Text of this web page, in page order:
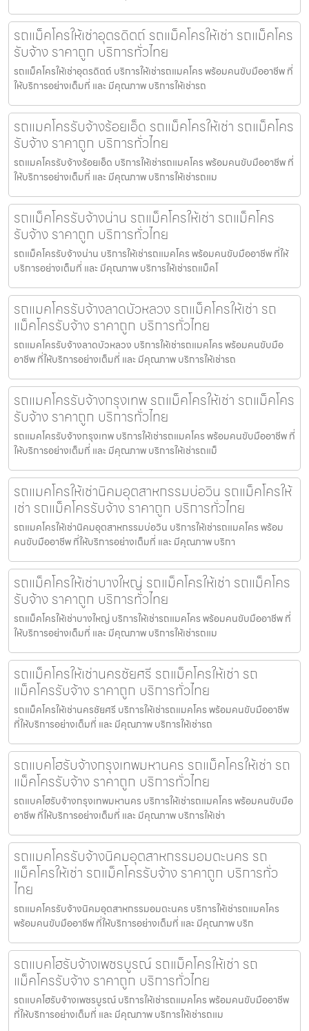
รถแม็คโครให้เช่าอุตรดิตถ์ รถแม็คโครให้เช่า รถแม็คโคร
รับจ้าง ราคาถูก บริการทั่วไทย
รถแม็คโครให้เช่าอุตรดิตถ์ บริการให้เช่ารถแมคโคร พร้อมคนขับมืออาชีพ ที่
ให้บริการอย่างเต็มที่ และ มีคุณภาพ บริการให้เช่ารถ
รถแมคโครรับจ้างร้อยเอ็ด รถแม็คโครให้เช่า รถแม็คโคร
รับจ้าง ราคาถูก บริการทั่วไทย
รถแมคโครรับจ้างร้อยเอ็ด บริการให้เช่ารถแมคโคร พร้อมคนขับมืออาชีพ ที่
ให้บริการอย่างเต็มที่ และ มีคุณภาพ บริการให้เช่ารถแม
รถแม็คโครรับจ้างน่าน รถแม็คโครให้เช่า รถแม็คโคร
รับจ้าง ราคาถูก บริการทั่วไทย
รถแม็คโครรับจ้างน่าน บริการให้เช่ารถแมคโคร พร้อมคนขับมืออาชีพ ที่ให้
บริการอย่างเต็มที่ และ มีคุณภาพ บริการให้เช่ารถแม็คโ
รถแมคโครรับจ้างลาดบัวหลวง รถแม็คโครให้เช่า รถ
แม็คโครรับจ้าง ราคาถูก บริการทั่วไทย
รถแมคโครรับจ้างลาดบัวหลวง บริการให้เช่ารถแมคโคร พร้อมคนขับมือ
อาชีพ ที่ให้บริการอย่างเต็มที่ และ มีคุณภาพ บริการให้เช่ารถ
รถแมคโครรับจ้างกรุงเทพ รถแม็คโครให้เช่า รถแม็คโคร
รับจ้าง ราคาถูก บริการทั่วไทย
รถแมคโครรับจ้างกรุงเทพ บริการให้เช่ารถแมคโคร พร้อมคนขับมืออาชีพ ที่
ให้บริการอย่างเต็มที่ และ มีคุณภาพ บริการให้เช่ารถแม็
รถแมคโครให้เช่านิคมอุตสาหกรรมบ่อวิน รถแม็คโครให้
เช่า รถแม็คโครรับจ้าง ราคาถูก บริการทั่วไทย
รถแมคโครให้เช่านิคมอุตสาหกรรมบ่อวิน บริการให้เช่ารถแมคโคร พร้อม
คนขับมืออาชีพ ที่ให้บริการอย่างเต็มที่ และ มีคุณภาพ บริกา
รถแม็คโครให้เช่าบางใหญ่ รถแม็คโครให้เช่า รถแม็คโคร
รับจ้าง ราคาถูก บริการทั่วไทย
รถแม็คโครให้เช่าบางใหญ่ บริการให้เช่ารถแมคโคร พร้อมคนขับมืออาชีพ ที่
ให้บริการอย่างเต็มที่ และ มีคุณภาพ บริการให้เช่ารถแม
รถแม็คโครให้เช่านครชัยศรี รถแม็คโครให้เช่า รถ
แม็คโครรับจ้าง ราคาถูก บริการทั่วไทย
รถแม็คโครให้เช่านครชัยศรี บริการให้เช่ารถแมคโคร พร้อมคนขับมืออาชีพ
ที่ให้บริการอย่างเต็มที่ และ มีคุณภาพ บริการให้เช่ารถ
รถแบคโฮรับจ้างกรุงเทพมหานคร รถแม็คโครให้เช่า รถ
แม็คโครรับจ้าง ราคาถูก บริการทั่วไทย
รถแบคโฮรับจ้างกรุงเทพมหานคร บริการให้เช่ารถแมคโคร พร้อมคนขับมือ
อาชีพ ที่ให้บริการอย่างเต็มที่ และ มีคุณภาพ บริการให้เช่า
รถแมคโครรับจ้างนิคมอุตสาหกรรมอมตะนคร รถ
แม็คโครให้เช่า รถแม็คโครรับจ้าง ราคาถูก บริการทั่ว
ไทย
รถแมคโครรับจ้างนิคมอุตสาหกรรมอมตะนคร บริการให้เช่ารถแมคโคร
พร้อมคนขับมืออาชีพ ที่ให้บริการอย่างเต็มที่ และ มีคุณภาพ บริก
รถแบคโฮรับจ้างเพชรบูรณ์ รถแม็คโครให้เช่า รถ
แม็คโครรับจ้าง ราคาถูก บริการทั่วไทย
รถแบคโฮรับจ้างเพชรบูรณ์ บริการให้เช่ารถแมคโคร พร้อมคนขับมืออาชีพ
ที่ให้บริการอย่างเต็มที่ และ มีคุณภาพ บริการให้เช่ารถแม